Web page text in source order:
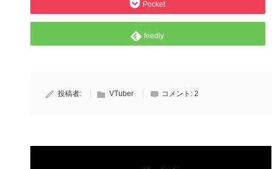
Pocket
feedly
投稿者: VTuber コメント: 2